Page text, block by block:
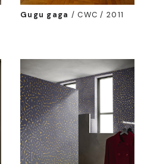
Gugu gaga /CWC / 2011